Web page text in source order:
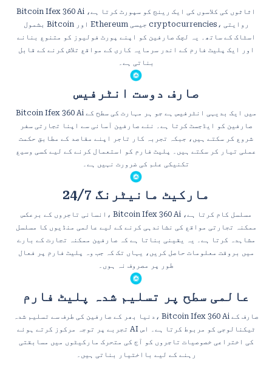
Bitcoin Ifex 360 Ai اثاثوں کی کلاسوں کی ایک رینج کو سپورٹ کرتا ہے،
بشمول Bitcoin اور Ethereum جیسی cryptocurrencies، روایتی
اسٹاک کے ساتھ۔ یہ لچک صارفین کو اپنے پورٹ فولیوز کو متنوع بنانے
اور ایک پلیٹ فارم کے اندر سرمایہ کاری کے مواقع تلاش کرنے کے قابل
بناتی ہے۔
صارف دوست انٹرفیس
Bitcoin Ifex 360 Ai میں ایک بدیہی انٹرفیس ہے جو ہر مہارت کی سطح کے
صارفین کو ایڈجسٹ کرتا ہے۔ نئے صارفین آسانی سے اپنا تجارتی سفر
شروع کر سکتے ہیں، جبکہ تجربہ کار تاجر اپنے مقاصد کے مطابق حکمت
عملی تیار کر سکتے ہیں۔ پلیٹ فارم کو استعمال کرنے کے لیے کسی وسیع
تکنیکی علم کی ضرورت نہیں ہے۔
24/7 مارکیٹ مانیٹرنگ
انسانی تاجروں کے برعکس، Bitcoin Ifex 360 Ai مسلسل کام کرتا ہے،
ممکنہ تجارتی مواقع کی نشاندہی کرنے کے لیے عالمی منڈیوں کا مسلسل
مشاہدہ کرتا ہے۔ یہ یقینی بناتا ہے کہ صارفین ممکنہ تجارت کے بارے
میں بروقت معلومات حاصل کریں، یہاں تک کہ جب وہ پلیٹ فارم پر فعال
طور پر مصروف نہ ہوں۔
عالمی سطح پر تسلیم شدہ پلیٹ فارم
دنیا بھر کے صارفین کی طرف سے تسلیم شدہ، Bitcoin Ifex 360 Ai صارف کے
تجربے پر توجہ مرکوز کرتے ہوئے AI ٹیکنالوجی کو مربوط کرتا ہے۔ اس
کی اختراعی خصوصیات تاجروں کو آج کی متحرک مارکیٹوں میں مسابقتی
رہنے کے لیے بااختیار بناتی ہیں۔